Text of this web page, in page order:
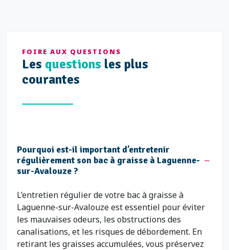
FOIRE AUX QUESTIONS
Les questions les plus
courantes
Pourquoi est-il important d’entretenir
régulièrement son bac à graisse à Laguenne-
sur-Avalouze ?
L’entretien régulier de votre bac à graisse à
Laguenne-sur-Avalouze est essentiel pour éviter
les mauvaises odeurs, les obstructions des
canalisations, et les risques de débordement. En
retirant les graisses accumulées, vous préservez